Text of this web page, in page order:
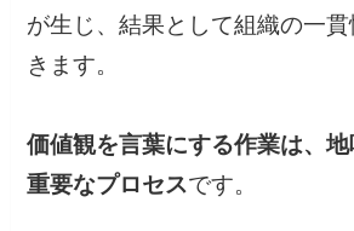
が生じ、結果として組織の一
きます。
価値観を言葉にする作業は、
重要なプロセスです。